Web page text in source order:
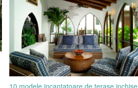
10 modele incantatoare de terase inchise